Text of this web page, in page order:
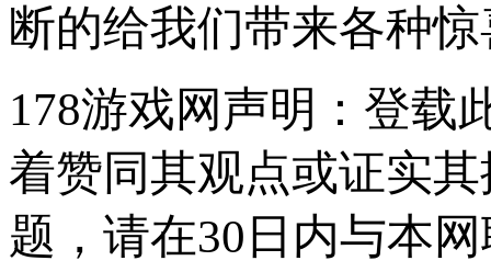
断的给我们带来各种
178游戏网声明：登载
着赞同其观点或证实
题，请在30日内与本